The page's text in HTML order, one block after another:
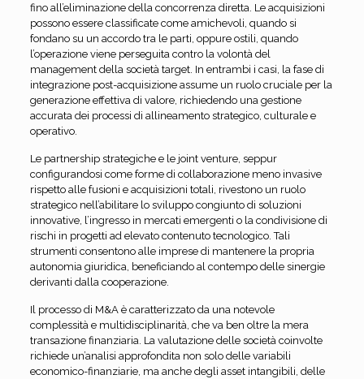
fino all’eliminazione della concorrenza diretta. Le acquisizioni
possono essere classificate come amichevoli, quando si
fondano su un accordo tra le parti, oppure ostili, quando
l’operazione viene perseguita contro la volontà del
management della società target. In entrambi i casi, la fase di
integrazione post-acquisizione assume un ruolo cruciale per la
generazione effettiva di valore, richiedendo una gestione
accurata dei processi di allineamento strategico, culturale e
operativo.
Le partnership strategiche e le joint venture, seppur
configurandosi come forme di collaborazione meno invasive
rispetto alle fusioni e acquisizioni totali, rivestono un ruolo
strategico nell’abilitare lo sviluppo congiunto di soluzioni
innovative, l’ingresso in mercati emergenti o la condivisione di
rischi in progetti ad elevato contenuto tecnologico. Tali
strumenti consentono alle imprese di mantenere la propria
autonomia giuridica, beneficiando al contempo delle sinergie
derivanti dalla cooperazione.
Il processo di M&A è caratterizzato da una notevole
complessità e multidisciplinarità, che va ben oltre la mera
transazione finanziaria. La valutazione delle società coinvolte
richiede un’analisi approfondita non solo delle variabili
economico-finanziarie, ma anche degli asset intangibili, delle